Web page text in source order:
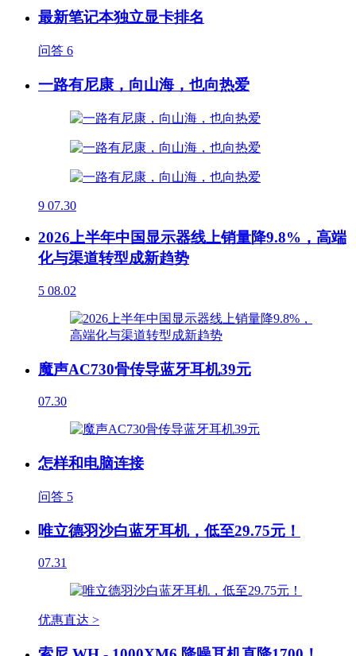
最新笔记本独立显卡排名
问答 6
一路有尼康，向山海，也向热爱
9 07.30
2026上半年中国显示器线上销量降9.8%，高端
化与渠道转型成新趋势
5 08.02
魔声AC730骨传导蓝牙耳机39元
07.30
怎样和电脑连接
问答 5
唯立德羽沙白蓝牙耳机，低至29.75元！
07.31
优惠直达 >